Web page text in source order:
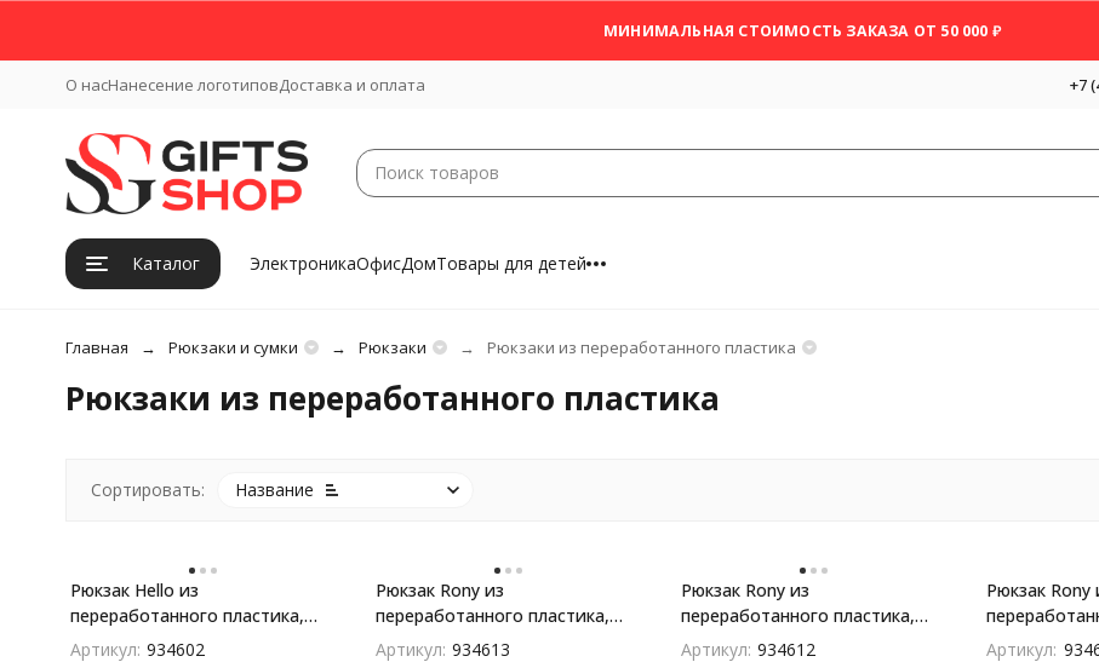
МИНИМАЛЬНАЯ СТОИМОСТЬ ЗАКАЗА ОТ 50 000 ₽
О насНанесение логотиповДоставка и оплата +7
Каталог ЭлектроникаОфисДомТовары для детей
Главная Рюкзаки и сумки Рюкзаки Рюкзаки из переработанного пластика
Рюкзаки из переработанного пластика
Сортировать: Название
Рюкзак Hello из
переработанного пластика,
синий
Артикул: 934602
Рюкзак Rony из
переработанного пластика,
мятный
Артикул: 934613
Рюкзак Rony из
переработанного пластика,
нейви
Артикул: 934612
Рюкзак Rony
светло-
Артикул: